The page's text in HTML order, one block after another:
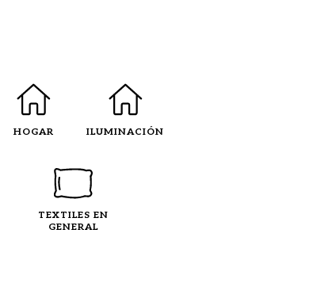
HOGAR ILUMINACIÓN
TEXTILES EN
GENERAL